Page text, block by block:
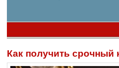
Как получить